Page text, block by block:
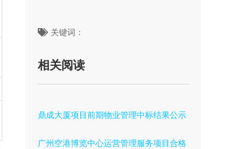
关键词：
相关阅读
鼎成大厦项目前期物业管理中标结果公示
广州空港博览中心运营管理服务项目合格